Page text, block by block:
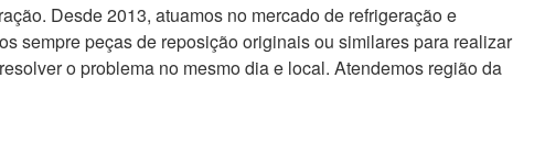
Desde 2013, atuamos no mercado de refrigeração e
sempre peças de reposição originais ou similares para realizar
o problema no mesmo dia e local. Atendemos região da